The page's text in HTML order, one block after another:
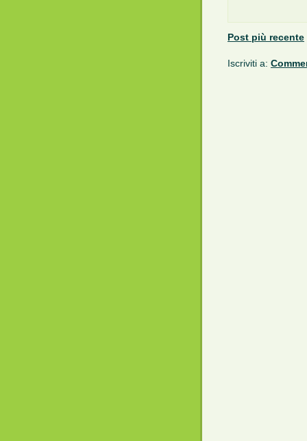
Post più recente
Iscriviti a: